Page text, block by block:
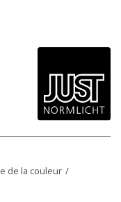
de la couleur /